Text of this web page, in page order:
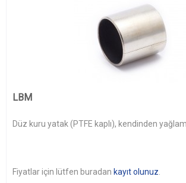
LBM
Düz kuru yatak (PTFE kaplı), kendinden
Fiyatlar için lütfen buradan kayıt olunuz